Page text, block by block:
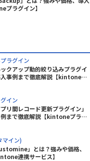
プラグイン】
ラグイン
クアップ動的絞り込みプラグイ
事例まで徹底解説【kintoneプ
イン
間レコード更新プラグイン」
まで徹底解説【kintoneプラグ
イン)
」とは？強みや価格、
連携サービス】